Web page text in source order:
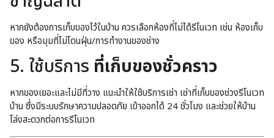
หากยังต้องการเก็บของไว้ในบ้าน ควรเลือกห้องที่ไม่ได้รีโนเวท เช่น ห้องเก็บ
ของ หรือมุมที่ไม่โดนฝุ่น/การทำงานของช่าง
5. ใช้บริการ ที่เก็บของชั่วคราว
หากของเยอะและไม่มีที่วาง แนะนำให้ใช้บริการเช่า เช่าที่เก็บของช่วงรีโนเวท
บ้าน ซึ่งมีระบบรักษาความปลอดภัย เข้าออกได้ 24 ชั่วโมง และช่วยให้บ้าน
โล่งสะดวกต่อการรีโนเวท